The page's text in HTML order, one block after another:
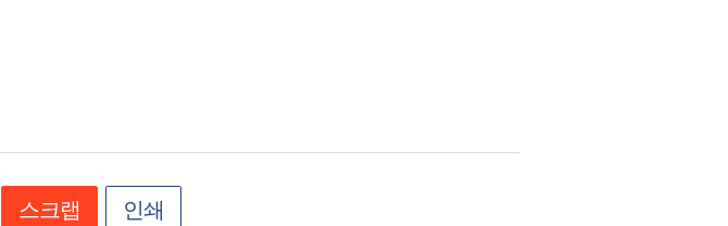
스크랩 인쇄